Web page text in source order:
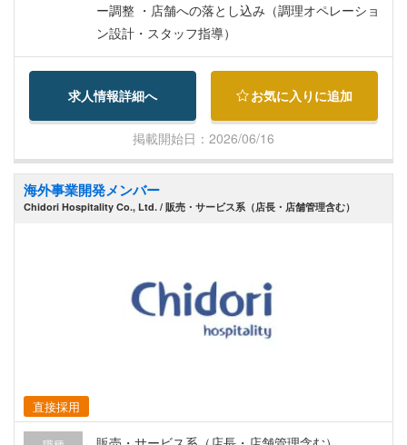
ー調整 ・店舗への落とし込み（調理オペレーショ
ン設計・スタッフ指導）
求人情報詳細へ お気に入りに追加
掲載開始日：2026/06/16
海外事業開発メンバー
Chidori Hospitality Co., Ltd. / 販売・サービス系（店長・店舗管理含む）
直接採用